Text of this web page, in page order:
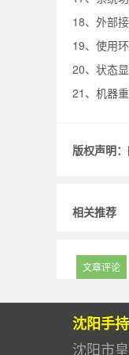
18、外部
19、使用
20、状态
21、机器
版权声明：
相关推荐
文章评论
沈阳手
沈阳市